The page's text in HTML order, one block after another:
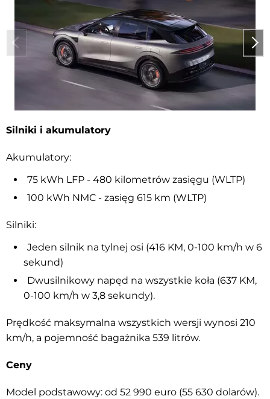
Silniki i akumulatory
Akumulatory:
75 kWh LFP - 480 kilometrów zasięgu (WLTP)
100 kWh NMC - zasięg 615 km (WLTP)
Silniki:
Jeden silnik na tylnej osi (416 KM, 0-100 km/h w 6
sekund)
Dwusilnikowy napęd na wszystkie koła (637 KM,
0-100 km/h w 3,8 sekundy).
Prędkość maksymalna wszystkich wersji wynosi 210
km/h, a pojemność bagażnika 539 litrów.
Ceny
Model podstawowy: od 52 990 euro (55 630 dolarów).